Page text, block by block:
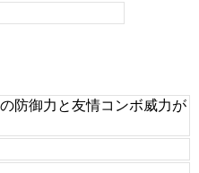
防御力と友情コンボ威力が